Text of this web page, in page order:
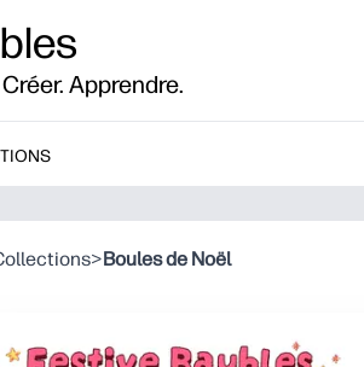
Apprendre.
>Boules de Noël